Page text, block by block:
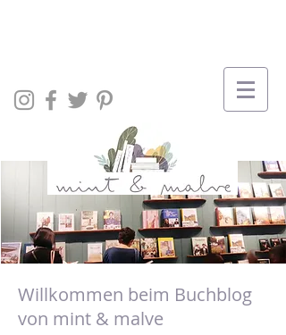
Willkommen beim Buchblog
von mint & malve